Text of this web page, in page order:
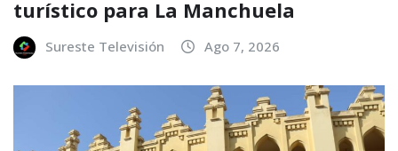
turístico para La Manchuela
Sureste Televisión Ago 7, 2026